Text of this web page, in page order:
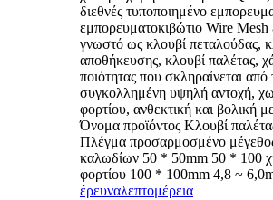
διεθνές τυποποιημένο
εμπορευματοκιβώτιο Wire Mesh
γνωστό ως κλουβί πεταλούδας,
αποθήκευσης, κλουβί παλέτας,
ποιότητας που σκληραίνεται
συγκολλημένη υψηλή αντοχή,
φορτίου, ανθεκτική και βολική
Όνομα προϊόντος Κλουβί
Πλέγμα προσαρμοσμένο
καλωδίων 50 * 50mm 50 * 100
φορτίου 100 * 100mm 4,8 ~
έρευναλεπτομέρεια